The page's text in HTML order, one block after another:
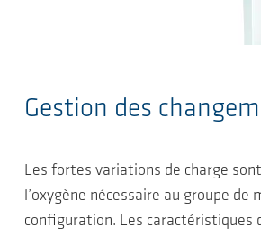
Gestion des
Les fortes variations de charge
l’oxygène nécessaire au groupe
configuration. Les caractéristiques